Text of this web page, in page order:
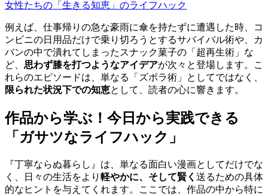
女性たちの「生きる知恵」のライフハック
例えば、仕事帰りの急な豪雨に傘を持たずに遭遇した時、コ
ンビニの日用品だけで乗り切ろうとするサバイバル術や、カ
バンの中で潰れてしまったスナック菓子の「超再生術」な
ど、 思わず膝を打つようなアイデアが次々と登場します。こ
れらのエピソードは、単なる「ズボラ術」としてではなく、
限られた状況下での知恵として、読者の心に響きます。
作品から学ぶ！今日から実践できる
「ガサツなライフハック」
『丁寧ならぬ暮らし』は、単なる面白い漫画としてだけでな
く、日々の生活をより 軽やかに、そして賢く 送るための具体
的なヒントを与えてくれます。ここでは、作品の中から特に